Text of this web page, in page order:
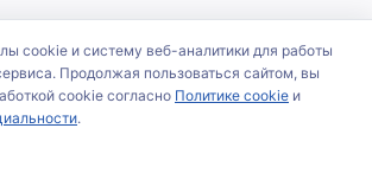
cookie и систему веб-аналитики для работы
Продолжая пользоваться сайтом, вы
cookie согласно Политике cookie и
.